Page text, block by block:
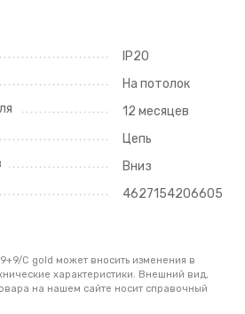
IP20
На потолок
12 месяцев
Цепь
Вниз
4627154206605
C gold может вносить изменения в
характеристики. Внешний вид,
на нашем сайте носит справочный